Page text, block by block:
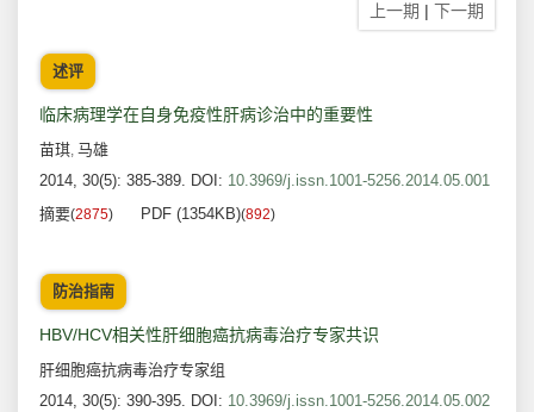
上一期 | 下一期
述评
临床病理学在自身免疫性肝病诊治中的重要性
苗琪, 马雄
2014, 30(5): 385-389. DOI: 10.3969/j.issn.1001-5256.2014.05.001
摘要(2875) PDF (1354KB)(892)
防治指南
HBV/HCV相关性肝细胞癌抗病毒治疗专家共识
肝细胞癌抗病毒治疗专家组
2014, 30(5): 390-395. DOI: 10.3969/j.issn.1001-5256.2014.05.002